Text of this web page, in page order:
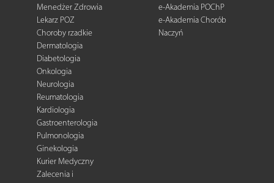
Menedżer Zdrowia
Lekarz POZ
Choroby rzadkie
Dermatologia
Diabetologia
Onkologia
Neurologia
Reumatologia
Kardiologia
Gastroenterologia
Pulmonologia
Ginekologia
Kurier Medyczny
Zalecenia i
e-Akademia POChP
e-Akademia Chorób
Naczyń